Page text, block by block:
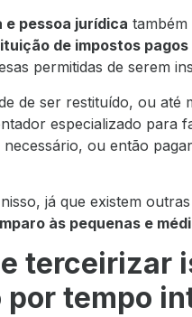
e pessoa jurídica
de impostos
permitidas de serem
de ser restituído, ou até
especializado para
ou então
já que existem
às pequenas e
terceirizar
tempo